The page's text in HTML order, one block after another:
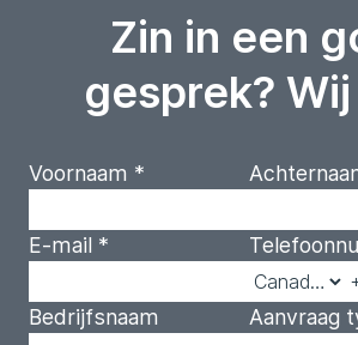
Zin in een
gesprek?
Voornaam *
E-mail *
Bedrijfsnaam Aanvraag